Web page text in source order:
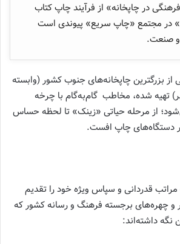
در چاپخانه» از فرآیند چاپ کتاب
در مجتمع «چاپ سریع» پیوندی است
و صنعت.
از بزرگترین چاپخانه‌های جنوب کشور (وابسته
تهیه شده، مخاطب گام‌به‌گام با چرخه
از مرحله حیاتی «زینک» تا لحظه حساس
دستگاه‌های چاپ افست.
قدردانی و سپاس ویژه خود را تقدیم
و چهره‌های برجسته فرهنگ و رسانه کشور که
نگه داشته‌اند: